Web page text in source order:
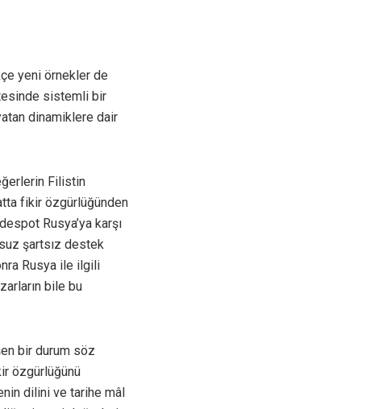
yeni örnekler de
sistemli bir
dinamiklere dair
Filistin
fikir özgürlüğünden
Rusya’ya karşı
şartsız destek
Rusya ile ilgili
bile bu
bir durum söz
özgürlüğünü
dilini ve tarihe mâl